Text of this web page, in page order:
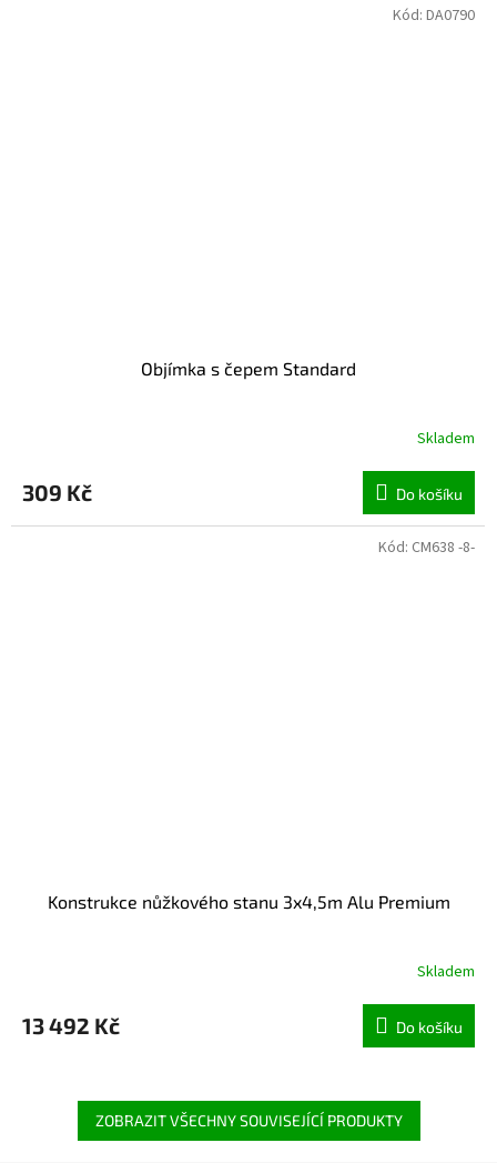
Objímka s čepem Standard
Skladem
309 Kč Do košíku
Kód: DA0790
Konstrukce nůžkového stanu 3x4,5m Alu Premium
Skladem
13 492 Kč Do košíku
Kód: CM638 -8-
ZOBRAZIT VŠECHNY SOUVISEJÍCÍ PRODUKTY